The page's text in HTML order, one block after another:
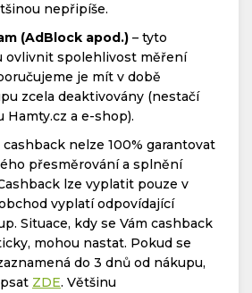
nepřipíše.
(AdBlock apod.) – tyto
ovlivnit spolehlivost měření
je mít v době
zcela deaktivovány (nestačí
Hamty.cz a e-shop).
nelze 100% garantovat
přesměrování a splnění
lze vyplatit pouze v
vyplatí odpovídající
Situace, kdy se Vám cashback
mohou nastat. Pokud se
do 3 dnů od nákupu,
ZDE. Většinu